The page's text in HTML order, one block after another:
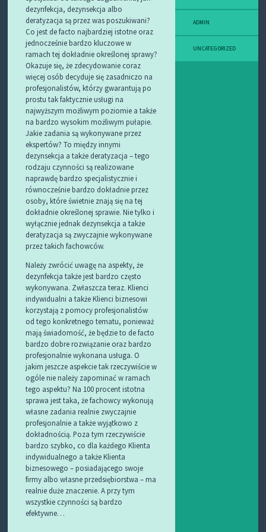
dezynfekcja, dezynsekcja albo
deratyzacja są przez was poszukiwani?
Co jest de facto najbardziej istotne oraz
jednocześnie bardzo kluczowe w
ramach tej dokładnie określonej sprawy?
Okazuje się, że zdecydowanie coraz
więcej osób decyduje się zasadniczo na
profesjonalistów, którzy gwarantują po
prostu tak faktycznie usługi na
najwyższym możliwym poziomie a także
na bardzo wysokim możliwym pułapie.
Jakie zadania są wykonywane przez
ekspertów? To między innymi
dezynsekcja a także deratyzacja – tego
rodzaju czynności są realizowane
naprawdę bardzo specjalistycznie i
równocześnie bardzo dokładnie przez
osoby, które świetnie znają się na tej
dokładnie określonej sprawie. Nie tylko i
wyłącznie jednak dezynsekcja a także
deratyzacja są zwyczajnie wykonywane
przez takich fachowców.
Należy zwrócić uwagę na aspekty, że
dezynfekcja także jest bardzo często
wykonywana. Zwłaszcza teraz. Klienci
indywidualni a także Klienci biznesowi
korzystają z pomocy profesjonalistów
od tego konkretnego tematu, ponieważ
mają świadomość, że będzie to de facto
bardzo dobre rozwiązanie oraz bardzo
profesjonalnie wykonana usługa. O
jakim jeszcze aspekcie tak rzeczywiście w
ogóle nie należy zapominać w ramach
tego aspektu? Na 100 procent istotna
sprawa jest taka, że fachowcy wykonują
własne zadania realnie zwyczajnie
profesjonalnie a także wyjątkowo z
dokładnością. Poza tym rzeczywiście
bardzo szybko, co dla każdego Klienta
indywidualnego a także Klienta
biznesowego – posiadającego swoje
firmy albo własne przedsiębiorstwa – ma
realnie duże znaczenie. A przy tym
wszystkie czynności są bardzo
efektywne…
ADMIN
UNCATEGORIZED